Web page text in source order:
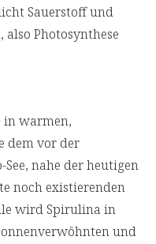
Sauerstoff und
also Photosynthese
in warmen,
dem vor der
nahe der heutigen
noch existierenden
wird Spirulina in
und